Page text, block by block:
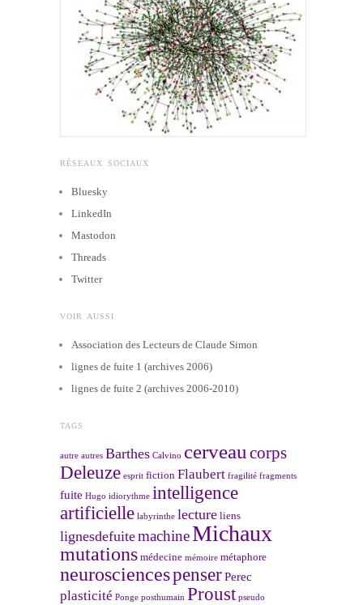
RÉSEAUX SOCIAUX
Bluesky
LinkedIn
Mastodon
Threads
Twitter
VOIR AUSSI
Association des Lecteurs de Claude Simon
lignes de fuite 1 (archives 2006)
lignes de fuite 2 (archives 2006-2010)
TAGS
autre autres Barthes Calvino cerveau corps
Deleuze esprit fiction Flaubert fragilité fragments
fuite Hugo idiorythme intelligence
artificielle labyrinthe lecture liens
lignesdefuitemachineMichaux
mutations médecine mémoire métaphore
neurosciencespenserPerec
plasticité Ponge posthumain Proust pseudo